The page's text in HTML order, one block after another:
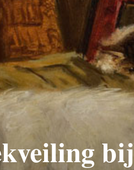
bij